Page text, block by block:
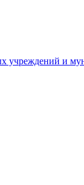
учреждений и